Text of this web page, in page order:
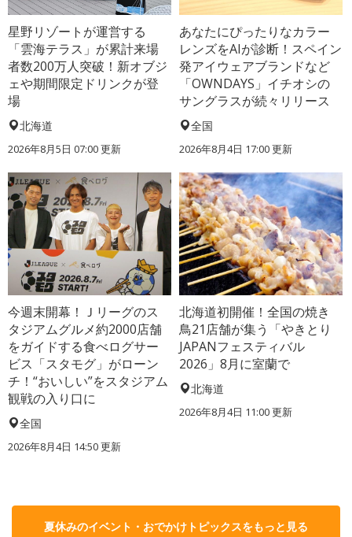
星野リゾートが運営する
「雲海テラス」が累計来場
者数200万人突破！新オブジ
ェや期間限定ドリンクが登
場
北海道
2026年8月5日 07:00更新
あなたにぴったりなカラー
レンズをAIが診断！スペイン
発アイウェアブランドなど
「OWNDAYS」イチオシの
サングラスが続々リリース
全国
2026年8月4日 17:00更新
今週末開幕！Ｊリーグのス
タジアムグルメ約2000店舗
をガイドする食べログサー
ビス「スタモグ」がローン
チ！“おいしい”をスタジアム
観戦の入り口に
全国
2026年8月4日 14:50更新
北海道初開催！全国の焼き
鳥21店舗が集う「やきとり
JAPANフェスティバル
2026」8月に室蘭で
北海道
2026年8月4日 11:00更新
夏休みのイベント・おでかけトピックスをもっと見る